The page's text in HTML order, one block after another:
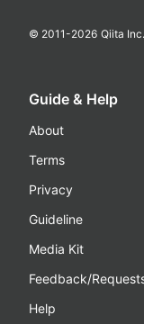
© 2011-2026 Qiita Inc.
Guide & Help
About
Terms
Privacy
Guideline
Media Kit
Feedback/
Help